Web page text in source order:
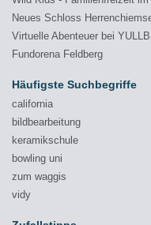
Neues Schloss
Virtuelle Abenteuer bei
Fundorena Feldberg
Häufigste Suchbegriffe
california
bildbearbeitung
keramikschule
bowling uni
zum waggis
vidy